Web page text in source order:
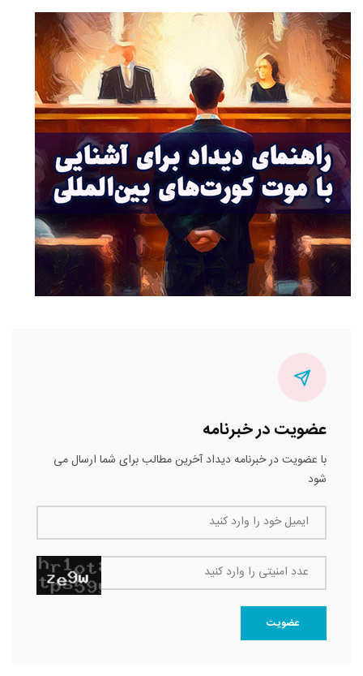
عضویت در خبرنامه
با عضویت در خبرنامه دیداد آخرین مطالب برای شما ارسال می
شود
ایمیل خود را وارد کنید
عدد امنیتی را وارد کنید
عضویت